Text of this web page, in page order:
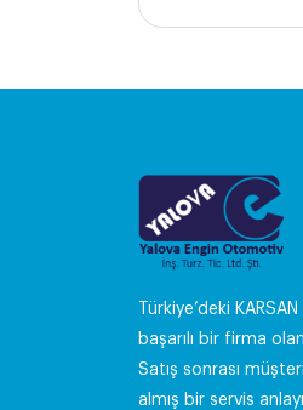
Türkiye’deki
başarılı bir firma
Satış sonrası
almış bir servis